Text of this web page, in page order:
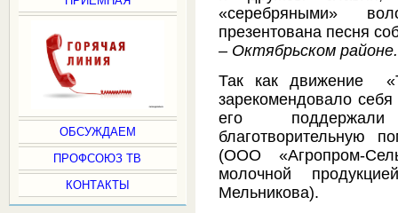
ОБСУЖДАЕМ
ПРОФСОЮЗ ТВ
КОНТАКТЫ
«серебряными»
презентована песня
– Октябрьском районе.
Так как движение
зарекомендовало
его поддержали
благотворительную
(ООО «Агропром-
молочной
Мельникова).